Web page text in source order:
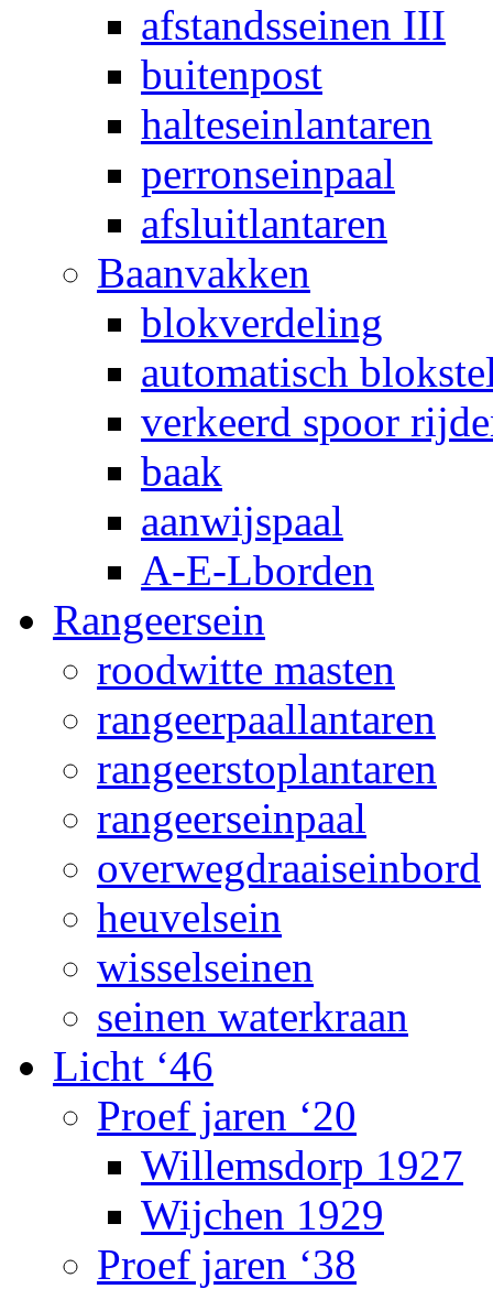
afstandsseinen III
buitenpost
halteseinlantaren
perronseinpaal
afsluitlantaren
Baanvakken
blokverdeling
automatisch
verkeerd spoor
baak
aanwijspaal
A-E-Lborden
Rangeersein
roodwitte masten
rangeerpaallantaren
rangeerstoplantaren
rangeerseinpaal
overwegdraaiseinbord
heuvelsein
wisselseinen
seinen waterkraan
Licht ‘46
Proef jaren ‘20
Willemsdorp 1927
Wijchen 1929
Proef jaren ‘38